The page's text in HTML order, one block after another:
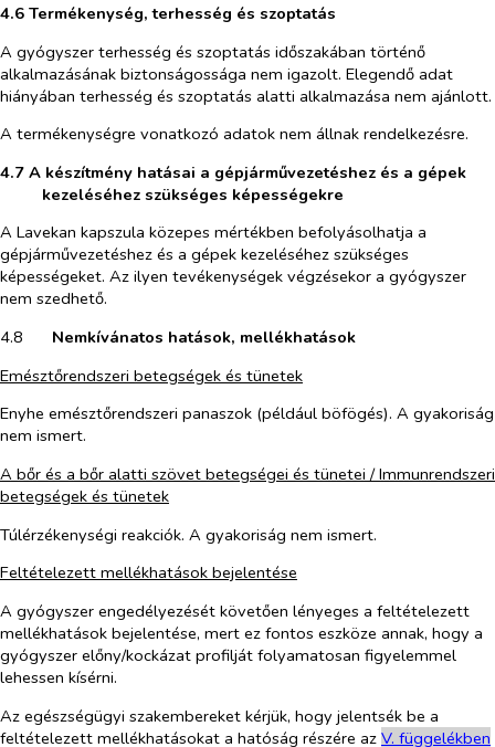
4.6 Termékenység, terhesség és szoptatás
A gyógyszer terhesség és szoptatás időszakában történő
alkalmazásának biztonságossága nem igazolt. Elegendő adat
hiányában terhesség és szoptatás alatti alkalmazása nem ajánlott.
A termékenységre vonatkozó adatok nem állnak rendelkezésre.
4.7 A készítmény hatásai a gépjárművezetéshez és a gépek
kezeléséhez szükséges képességekre
A Lavekan kapszula közepes mértékben befolyásolhatja a
gépjárművezetéshez és a gépek kezeléséhez szükséges
képességeket. Az ilyen tevékenységek végzésekor a gyógyszer
nem szedhető.
4.8​
Nemkívánatos hatások, mellékhatások
Emésztőrendszeri betegségek és tünetek
Enyhe emésztőrendszeri panaszok (például böfögés). A gyakoriság
nem ismert.
A bőr és a bőr alatti szövet betegségei és tünetei / Immunrendszeri
betegségek és tünetek
Túlérzékenységi reakciók. A gyakoriság nem ismert.
Feltételezett mellékhatások bejelentése
A gyógyszer engedélyezését követően lényeges a feltételezett
mellékhatások bejelentése, mert ez fontos eszköze annak, hogy a
gyógyszer előny/kockázat profilját folyamatosan figyelemmel
lehessen kísérni.
Az egészségügyi szakembereket kérjük, hogy jelentsék be a
feltételezett mellékhatásokat a hatóság részére az V. függelékben